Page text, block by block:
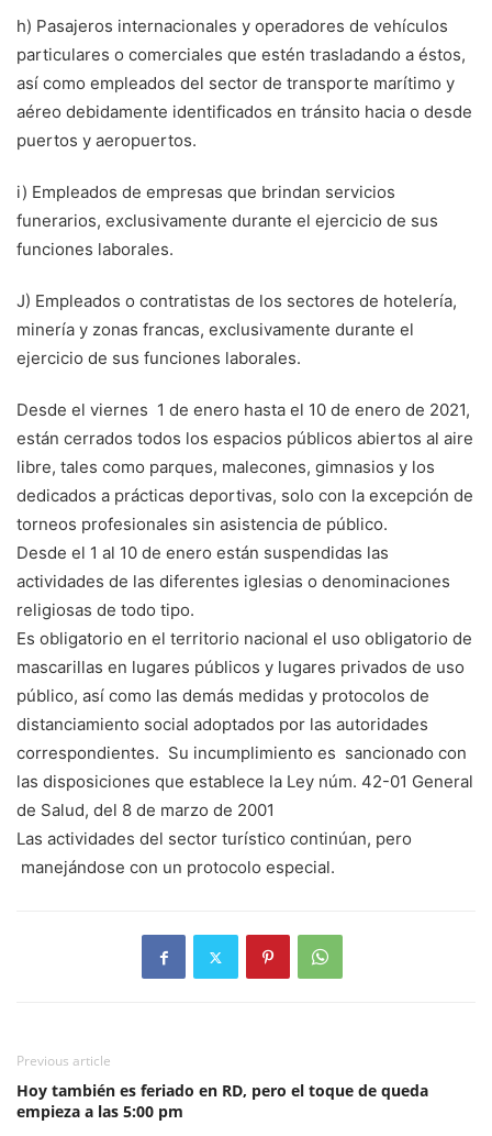
h) Pasajeros internacionales y operadores de vehículos
particulares o comerciales que estén trasladando a éstos,
así como empleados del sector de transporte marítimo y
aéreo debidamente identificados en tránsito hacia o desde
puertos y aeropuertos.
i) Empleados de empresas que brindan servicios
funerarios, exclusivamente durante el ejercicio de sus
funciones laborales.
J) Empleados o contratistas de los sectores de hotelería,
minería y zonas francas, exclusivamente durante el
ejercicio de sus funciones laborales.
Desde el viernes 1 de enero hasta el 10 de enero de 2021,
están cerrados todos los espacios públicos abiertos al aire
libre, tales como parques, malecones, gimnasios y los
dedicados a prácticas deportivas, solo con la excepción de
torneos profesionales sin asistencia de público.
Desde el 1 al 10 de enero están suspendidas las
actividades de las diferentes iglesias o denominaciones
religiosas de todo tipo.
Es obligatorio en el territorio nacional el uso obligatorio de
mascarillas en lugares públicos y lugares privados de uso
público, así como las demás medidas y protocolos de
distanciamiento social adoptados por las autoridades
correspondientes. Su incumplimiento es sancionado con
las disposiciones que establece la Ley núm. 42-01 General
de Salud, del 8 de marzo de 2001
Las actividades del sector turístico continúan, pero
manejándose con un protocolo especial.
Previous article
Hoy también es feriado en RD, pero el toque de queda
empieza a las 5:00 pm